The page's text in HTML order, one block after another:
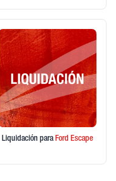
Liquidación paraFord Escape